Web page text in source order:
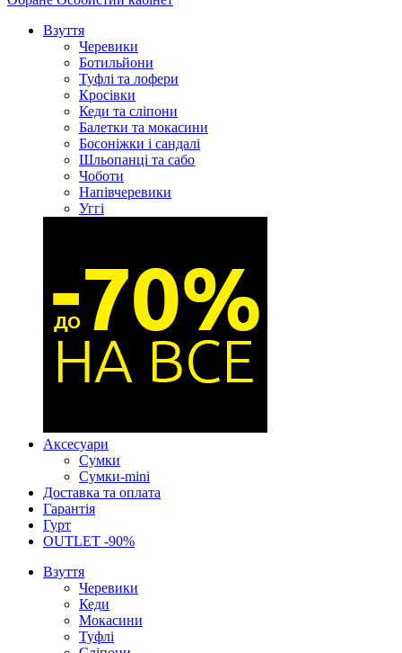
Взуття
Черевики
Ботильйони
Туфлі та лофери
Кросівки
Кеди та сліпони
Балетки та мокасини
Босоніжки і сандалі
Шльопанці та сабо
Чоботи
Напівчеревики
Уггі
Аксесуари
Сумки
Сумки-mini
Доставка та оплата
Гарантія
Гурт
OUTLET -90%
Взуття
Черевики
Кеди
Мокасини
Туфлі